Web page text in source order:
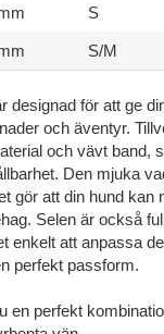
S
S/M
designad för att ge
och äventyr.
och vävt band,
Den mjuka
gör att din hund kan
Selen är också
enkelt att anpassa
perfekt passform.
en perfekt